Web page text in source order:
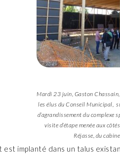
Mardi 23 juin, Gaston
les élus du Conseil Municipal,
d’agrandissement du complexe
visite d’étape menée aux
Réjasse, du
est implanté dans un talus